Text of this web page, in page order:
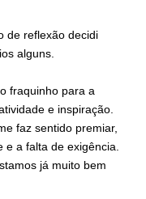
de reflexão decidi
alguns.
fraquinho para a
e inspiração.
faz sentido premiar,
a falta de exigência.
já muito bem